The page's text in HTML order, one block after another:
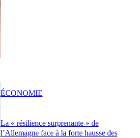
La « résilience surprenante » de
l’Allemagne face à la forte hausse des
ÉCONOMIE